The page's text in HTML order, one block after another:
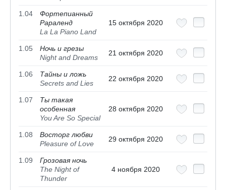
1.04
Фортепианный
Рараленд
La La Piano Land
15 октября 2020
1.05
Ночь и грезы
Night and Dreams
21 октября 2020
1.06
Тайны и ложь
Secrets and Lies
22 октября 2020
1.07
Ты такая
особенная
You Are So Special
28 октября 2020
1.08
Восторг любви
Pleasure of Love
29 октября 2020
1.09
Грозовая ночь
The Night of
Thunder
4 ноября 2020